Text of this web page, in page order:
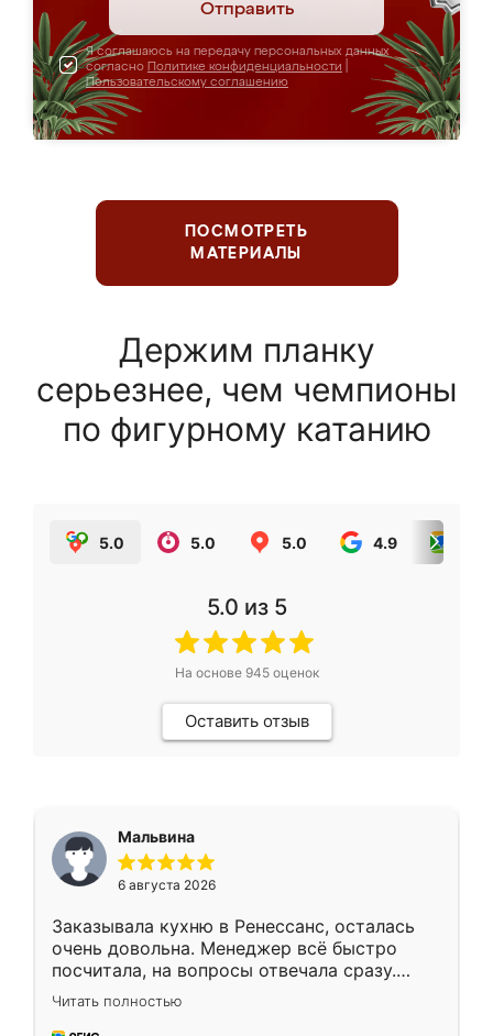
Отправить
Я соглашаюсь на передачу персональных данных
согласно Политике конфиденциальности
Пользовательскому соглашению
ПОСМОТРЕТЬ
МАТЕРИАЛЫ
Держим планку
серьезнее, чем чемпионы
по фигурному катанию
5.0 5.0 5.0 4.9
5.0 из 5
На основе 945оценок
Оставить отзыв
Мальвина
6 августа 2026
Заказывала кухню в Ренессанс, осталась
очень довольна. Менеджер всё быстро
посчитала, на вопросы отвечала сразу.
Замерщик приехал в субботу, подошёл к
делу со всей ответственностью. Собрали
Читать полностью